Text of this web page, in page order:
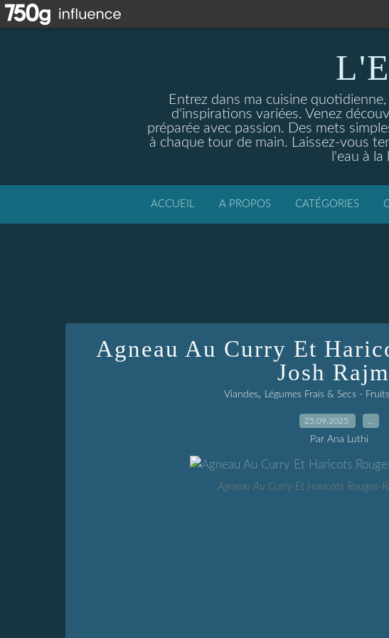
Entrez dans ma cuisine
d'inspirations variées. Venez
préparée avec passion. Des mets
à chaque tour de main. Laissez-vous
l'eau à
ACCUEIL A PROPOS CATÉGORIES
Agneau Au Curry Et
Josh
Viandes, Légumes Frais & Secs -
25.09.2025
Par Ana Luthi
Agneau Au Curry Et Haricots Rouges-